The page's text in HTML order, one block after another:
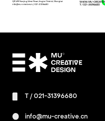
T / 021-31396680
info@mu-creative.cn